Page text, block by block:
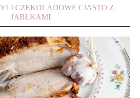
CZEKOLADOWE CIASTO Z
JABŁKAMI